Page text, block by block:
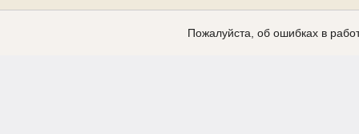
Пожалуйста, об ошибках в